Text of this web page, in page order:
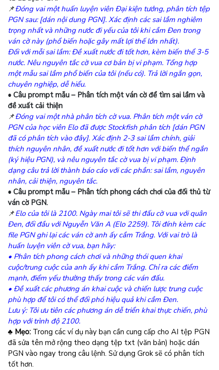
📌Đóng vai một huấn luyện viên Đại kiện tướng, phân tích tệp
PGN sau: [dán nội dung PGN]. Xác định các sai lầm nghiêm
trọng nhất và những nước đi yếu của tôi khi cầm Đen trong
ván cờ này (phổ biến hoặc gây mất lợi thế lớn nhất).
Đối với mỗi sai lầm: Đề xuất nước đi tốt hơn, kèm biến thể 3-5
nước. Nêu nguyên tắc cờ vua cơ bản bị vi phạm. Tổng hợp
một mẫu sai lầm phổ biến của tôi (nếu có). Trả lời ngắn gọn,
chuyên nghiệp, dễ hiểu.
• Câu prompt mẫu – Phân tích một ván cờ để tìm sai lầm và
đề xuất cải thiện
📌Đóng vai một nhà phân tích cờ vua. Phân tích một ván cờ
PGN của học viên Elo đã được Stockfish phân tích [dán PGN
đã có phân tích vào đây]. Xác định 2-3 sai lầm chính, giải
thích nguyên nhân, đề xuất nước đi tốt hơn với biến thể ngắn
(ký hiệu PGN), và nêu nguyên tắc cờ vua bị vi phạm. Định
dạng câu trả lời thành báo cáo với các phần: sai lầm, nguyên
nhân, cải thiện, nguyên tắc.
• Câu prompt mẫu – Phân tích phong cách chơi của đối thủ từ
ván cờ PGN.
📌Elo của tôi là 2100. Ngày mai tôi sẽ thi đấu cờ vua với quân
Đen, đối đầu với Nguyễn Văn A (Elo 2259). Tôi đính kèm các
file PGN ghi lại các ván cờ anh ấy cầm Trắng. Với vai trò là
huấn luyện viên cờ vua, bạn hãy:
• Phân tích phong cách chơi và những thói quen khai
cuộc/trung cuộc của anh ấy khi cầm Trắng. Chỉ ra các điểm
mạnh, điểm yếu thường thấy trong các ván đấu.
• Đề xuất các phương án khai cuộc và chiến lược trung cuộc
phù hợp để tôi có thể đối phó hiệu quả khi cầm Đen.
Lưu ý: Tôi ưu tiên các phương án dễ triển khai thực chiến, phù
hợp với trình độ 2100.
♣ Mẹo: Trong các ví dụ này bạn cần cung cấp cho AI tệp PGN
đã sửa tên mở rộng theo dạng tệp txt (văn bản) hoặc dán
PGN vào ngay trong câu lệnh. Sử dụng Grok sẽ có phân tích
tốt hơn.